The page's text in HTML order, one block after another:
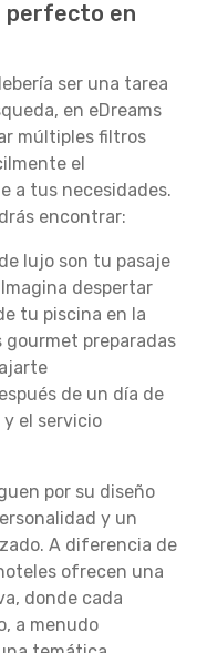
perfecto en
ser una tarea
en eDreams
múltiples filtros
el
a tus necesidades.
encontrar:
lujo son tu pasaje
despertar
tu piscina en la
preparadas
de un día de
el servicio
por su diseño
y un
A diferencia de
ofrecen una
donde cada
a menudo